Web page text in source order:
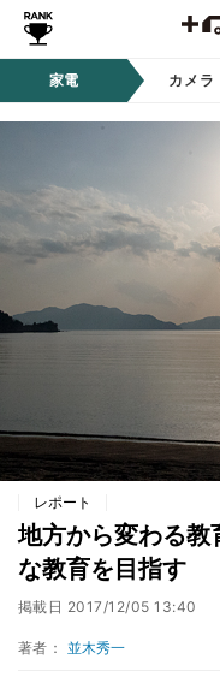
家電 カメラ
レポート
地方から変わる教
な教育を目指す
掲載日 2017/12/05 13:40
著者： 並木秀一